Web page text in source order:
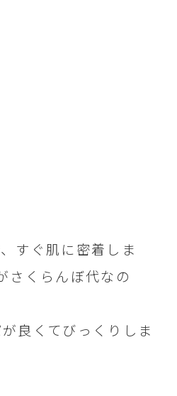
すぐ肌に密着しま
さくらんぼ代なの
良くてびっくりしま